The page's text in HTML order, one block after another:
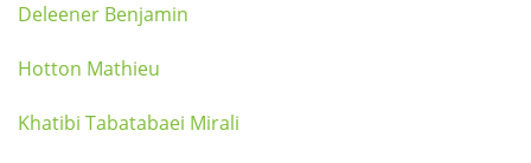
Deleener Benjamin
Hotton Mathieu
Khatibi Tabatabaei Mirali